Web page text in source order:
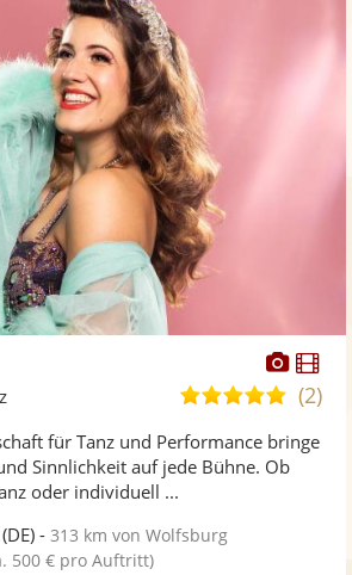
Fotos
5,0
5
(2)
für Tanz und Performance bringe
Sinnlichkeit auf jede Bühne. Ob
oder individuell ...
(DE) -313 km von Wolfsburg
500 € pro Auftritt)